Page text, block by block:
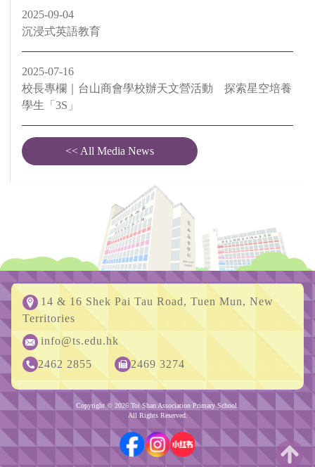
2025-09-04
沉浸式英語教育
2025-07-16
校長專欄｜台山商會學校辦天文營活動 探索星空培養
學生「3S」
<< All Media News
14 & 16 Shek Pai Tau Road, Tuen Mun, New
Territories
info@ts.edu.hk
2462 2855
2469 3274
Copyright © 2026 Toi Shan Association Primary School.
All Rights Reserved.